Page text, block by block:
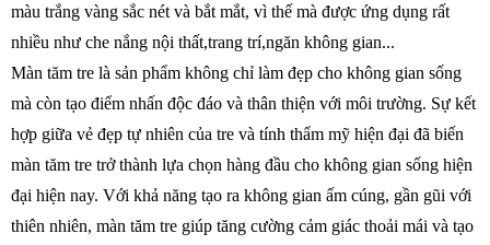
màu trắng vàng sắc nét và bắt mắt, vì thế mà được ứng dụng rất
nhiều như che nắng nội thất,trang trí,ngăn không gian...
Màn tăm tre là sản phẩm không chỉ làm đẹp cho không gian sống
mà còn tạo điểm nhấn độc đáo và thân thiện với môi trường. Sự kết
hợp giữa vẻ đẹp tự nhiên của tre và tính thẩm mỹ hiện đại đã biến
màn tăm tre trở thành lựa chọn hàng đầu cho không gian sống hiện
đại hiện nay. Với khả năng tạo ra không gian ấm cúng, gần gũi với
thiên nhiên, màn tăm tre giúp tăng cường cảm giác thoải mái và tạo